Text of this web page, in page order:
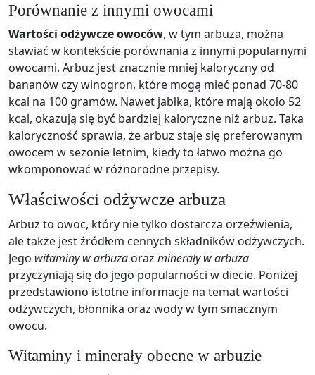
Porównanie z innymi owocami
Wartości odżywcze owoców, w tym arbuza, można
stawiać w kontekście porównania z innymi popularnymi
owocami. Arbuz jest znacznie mniej kaloryczny od
bananów czy winogron, które mogą mieć ponad 70-80
kcal na 100 gramów. Nawet jabłka, które mają około 52
kcal, okazują się być bardziej kaloryczne niż arbuz. Taka
kaloryczność sprawia, że arbuz staje się preferowanym
owocem w sezonie letnim, kiedy to łatwo można go
wkomponować w różnorodne przepisy.
Właściwości odżywcze arbuza
Arbuz to owoc, który nie tylko dostarcza orzeźwienia,
ale także jest źródłem cennych składników odżywczych.
Jego witaminy w arbuza oraz minerały w arbuza
przyczyniają się do jego popularności w diecie. Poniżej
przedstawiono istotne informacje na temat wartości
odżywczych, błonnika oraz wody w tym smacznym
owocu.
Witaminy i minerały obecne w arbuzie